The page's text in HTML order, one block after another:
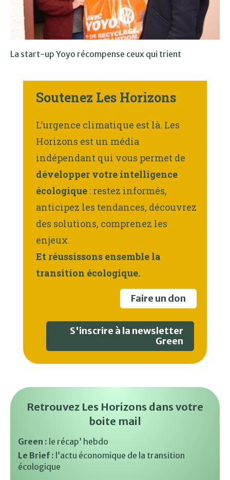
La start-up Yoyo récompense ceux qui trient
Soutenez Les Horizons
L’urgence climatique est là. Les
Horizons est un média
indépendant qui vous permet de
développer votre intelligence
écologique : restez informés,
anticipez les tendances, découvrez
des solutions, comprenez les
enjeux.
Et réussissons ensemble la
transition écologique.
Faire un don
S'inscrire à la newsletter
Green
Retrouvez Les Horizons dans votre
boite mail
Green : le récap’ hebdo
Le Brief : l’actu économique de la transition
écologique